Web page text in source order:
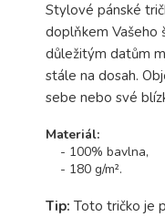
Stylové pánské
doplňkem Vašeho
důležitým datům
stále na dosah.
sebe nebo své
Materiál:
- 100% bavlna,
- 180 g/m².
Tip: Toto tričko je